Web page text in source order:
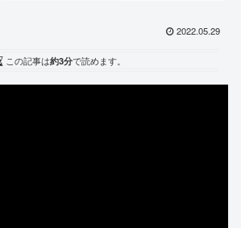
2022.05.29
この記事は約3分で読めます。